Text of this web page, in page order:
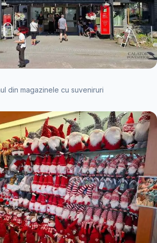
din magazinele cu suveniruri